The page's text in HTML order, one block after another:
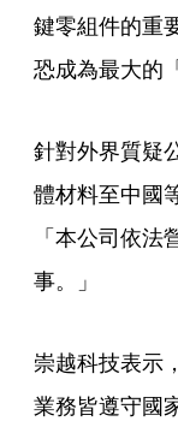
鍵零組件的重
恐成為最大的
針對外界質疑
體材料至中國
「本公司依
事。」
崇越科技表示
業務皆遵守國